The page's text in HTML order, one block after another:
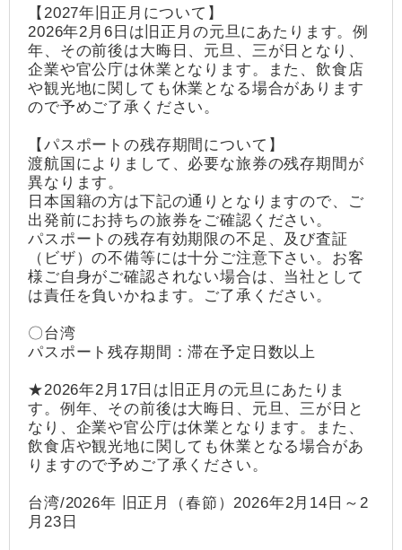
【2027年旧正月について】
2026年2月6日は旧正月の元旦にあたります。例
年、その前後は大晦日、元旦、三が日となり、
企業や官公庁は休業となります。また、飲食店
や観光地に関しても休業となる場合があります
ので予めご了承ください。
【パスポートの残存期間について】
渡航国によりまして、必要な旅券の残存期間が
異なります。
日本国籍の方は下記の通りとなりますので、ご
出発前にお持ちの旅券をご確認ください。
パスポートの残存有効期限の不足、及び査証
（ビザ）の不備等には十分ご注意下さい。お客
様ご自身がご確認されない場合は、当社として
は責任を負いかねます。ご了承ください。
〇台湾
パスポート残存期間：滞在予定日数以上
★2026年2月17日は旧正月の元旦にあたりま
す。例年、その前後は大晦日、元旦、三が日と
なり、企業や官公庁は休業となります。また、
飲食店や観光地に関しても休業となる場合があ
りますので予めご了承ください。
台湾/2026年 旧正月（春節）2026年2月14日～2
月23日